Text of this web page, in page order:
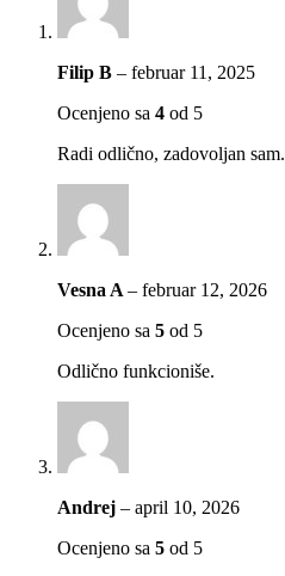
Filip B – februar 11, 2025
Ocenjeno sa 4 od 5
Radi odlično, zadovoljan sam.
Vesna A – februar 12, 2026
Ocenjeno sa 5 od 5
Odlično funkcioniše.
Andrej – april 10, 2026
Ocenjeno sa 5 od 5